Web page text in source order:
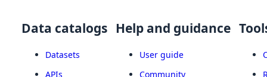
Data catalogs
Datasets
APIs
Help and guidance
User guide
Community